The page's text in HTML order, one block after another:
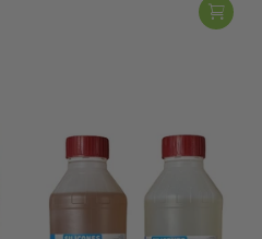
Vergleichen
Zum Vergleich
hinzugefügt